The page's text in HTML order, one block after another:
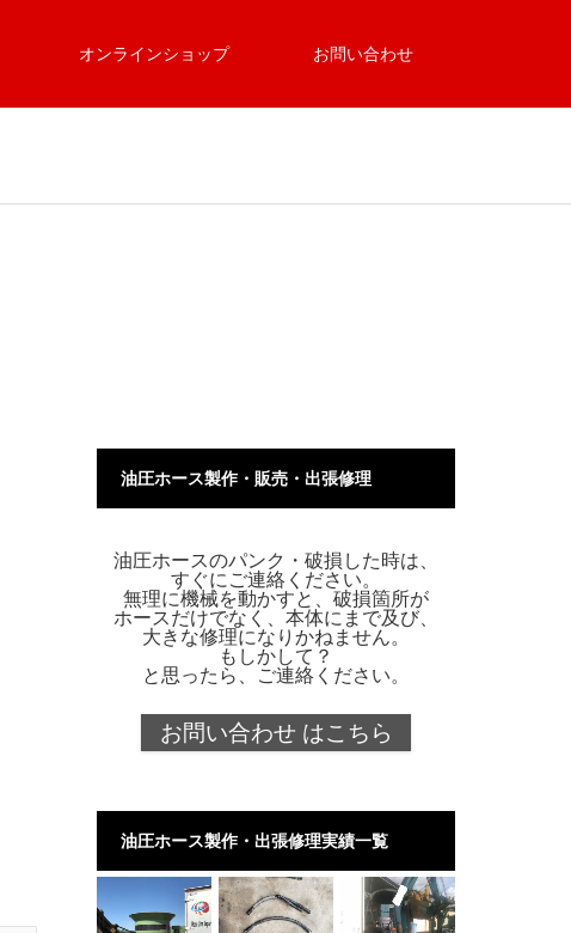
オンラインショップ お問い合わせ
油圧ホース製作・販売・出張修理
油圧ホースのパンク・破損した時は、
すぐにご連絡ください。
無理に機械を動かすと、破損箇所が
ホースだけでなく、本体にまで及び、
大きな修理になりかねません。
もしかして？
と思ったら、ご連絡ください。
お問い合わせ はこちら
油圧ホース製作・出張修理実績一覧